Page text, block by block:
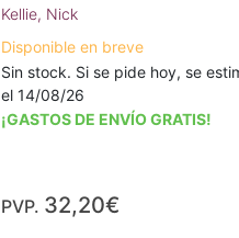
Kellie, Nick
Disponible en breve
Sin stock. Si se pide hoy, se
el 14/08/26
¡GASTOS DE ENVÍO GRATIS!
PVP. 32,20€